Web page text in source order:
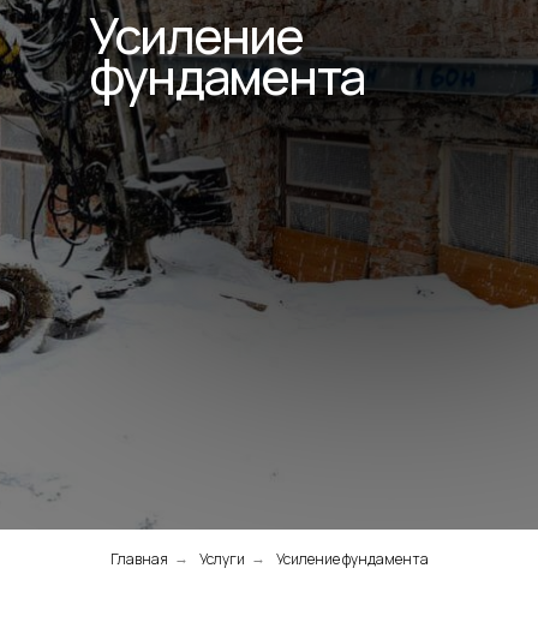
Усиление
фундамента
Главная → Услуги → Усиление фундамента